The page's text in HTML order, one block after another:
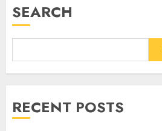
SEARCH
RECENT POSTS